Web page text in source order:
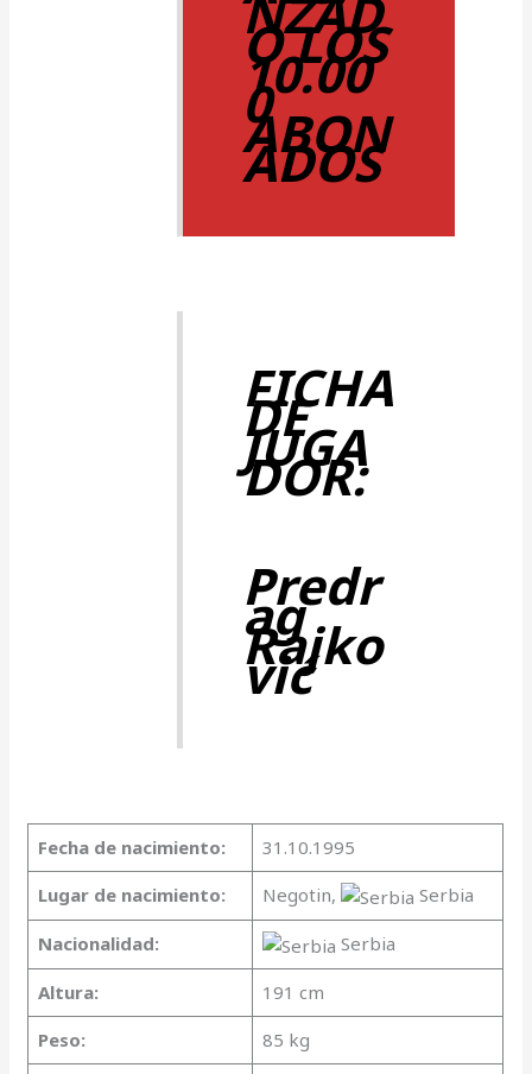
NZAD
O LOS
10.00
0
ABON
ADOS
FICHA
DE
JUGA
DOR:
Predr
ag
Rajko
vić
Fecha de nacimiento:
31.10.1995
Lugar de nacimiento:
Negotin, Serbia
Nacionalidad: Serbia
Altura:
191 cm
Peso:
85 kg